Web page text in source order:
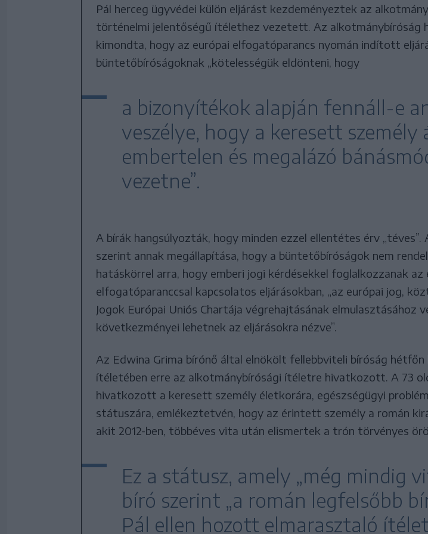
Pál herceg ügyvédei külön eljárást kezdeményeztek az
történelmi jelentőségű ítélethez vezetett. Az alkotmánybíróság
kimondta, hogy az európai elfogatóparancs nyomán indított
büntetőbíróságoknak „kötelességük eldönteni, hogy
a bizonyítékok alapján fennáll-e
veszélye, hogy a keresett személy
embertelen és megalázó
vezetne”.
A bírák hangsúlyozták, hogy minden ezzel ellentétes érv „téves”.
szerint annak megállapítása, hogy a büntetőbíróságok nem
hatáskörrel arra, hogy emberi jogi kérdésekkel foglalkozzanak az
elfogatóparanccsal kapcsolatos eljárásokban, „az európai jog,
Jogok Európai Uniós Chartája végrehajtásának elmulasztásához
következményei lehetnek az eljárásokra nézve”.
Az Edwina Grima bírónő által elnökölt fellebbviteli bíróság
ítéletében erre az alkotmánybírósági ítéletre hivatkozott. A 73
hivatkozott a keresett személy életkorára, egészségügyi
státuszára, emlékeztetvén, hogy az érintett személy a román
akit 2012-ben, többéves vita után elismertek a trón törvényes
Ez a státusz, amely „még mindig
bíró szerint „a román legfelsőbb
Pál ellen hozott elmarasztaló ítélet